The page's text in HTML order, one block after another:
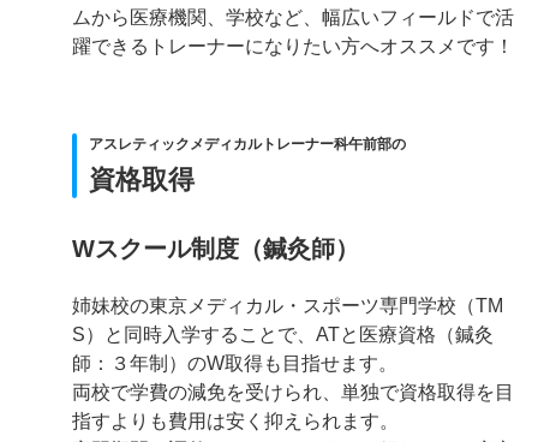
ムから医療機関、学校など、幅広いフィールドで活
躍できるトレーナーになりたい方へオススメです！
アスレティックメディカルトレーナー科午前部の
資格取得
Wスクール制度（鍼灸師）
姉妹校の東京メディカル・スポーツ専門学校（TM
S）と同時入学することで、ATと医療資格（鍼灸
師：３年制）のW取得も目指せます。
両校で学費の減免を受けられ、単独で資格取得を目
指すよりも費用は安く抑えられます。